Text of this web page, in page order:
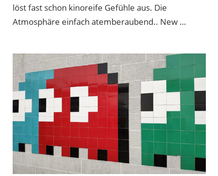
löst fast schon kinoreife Gefühle aus. Die
Atmosphäre einfach atemberaubend.. New …